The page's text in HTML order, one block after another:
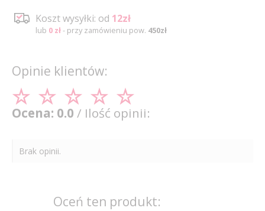
Koszt wysyłki: od 12zł
lub 0 zł- przy zamówieniu pow. 450zł
Opinie klientów:
Ocena: 0.0 / Ilość opinii:
Brak opinii.
Oceń ten produkt: